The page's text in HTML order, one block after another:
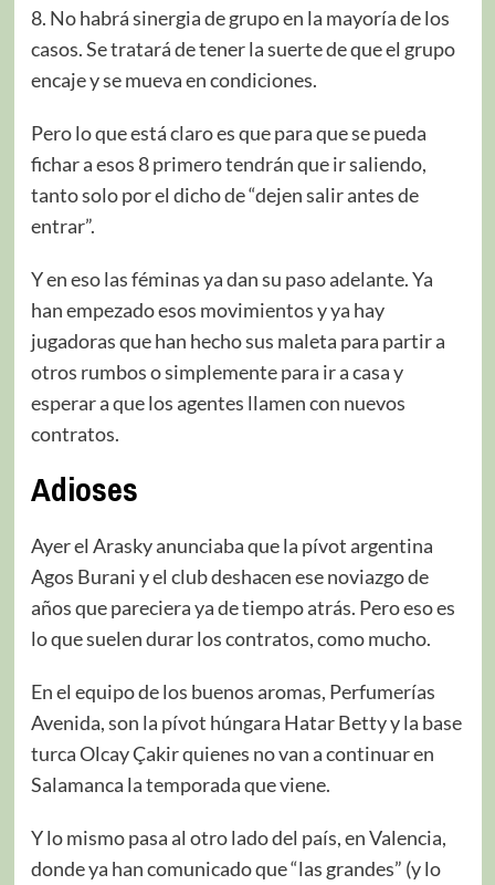
8. No habrá sinergia de grupo en la mayoría de los
casos. Se tratará de tener la suerte de que el grupo
encaje y se mueva en condiciones.
Pero lo que está claro es que para que se pueda
fichar a esos 8 primero tendrán que ir saliendo,
tanto solo por el dicho de “dejen salir antes de
entrar”.
Y en eso las féminas ya dan su paso adelante. Ya
han empezado esos movimientos y ya hay
jugadoras que han hecho sus maleta para partir a
otros rumbos o simplemente para ir a casa y
esperar a que los agentes llamen con nuevos
contratos.
Adioses
Ayer el Arasky anunciaba que la pívot argentina
Agos Burani y el club deshacen ese noviazgo de
años que pareciera ya de tiempo atrás. Pero eso es
lo que suelen durar los contratos, como mucho.
En el equipo de los buenos aromas, Perfumerías
Avenida, son la pívot húngara Hatar Betty y la base
turca Olcay Çakir quienes no van a continuar en
Salamanca la temporada que viene.
Y lo mismo pasa al otro lado del país, en Valencia,
donde ya han comunicado que “las grandes” (y lo